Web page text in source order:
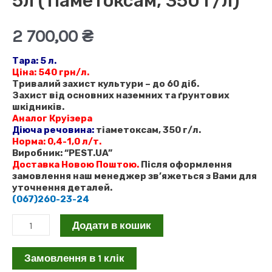
2 700,00₴
Тара: 5 л.
Ціна: 540 грн/л.
Тривалий захист культури – до 60 діб.
Захист від основних наземних та ґрунтових
шкідників.
Аналог Круізера
Діюча речовина: тіаметоксам, 350 г/л.
Норма: 0,4-1,0 л/т.
Виробник:“PEST.UA”
Доставка Новою Поштою. Після оформлення
замовлення наш менеджер зв’яжеться з Вами для
уточнення деталей.
(067)260-23-24
Протруйник
АЛЬБЕРТО,
Додати в кошик
Замовлення в 1 клік